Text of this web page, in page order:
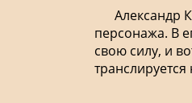
Александр
персонажа. В
свою силу, и